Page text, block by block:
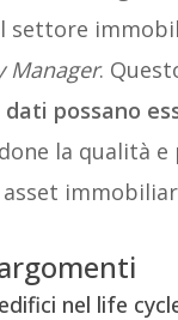
settore
Manager.
dati possano
la qualità
nel life